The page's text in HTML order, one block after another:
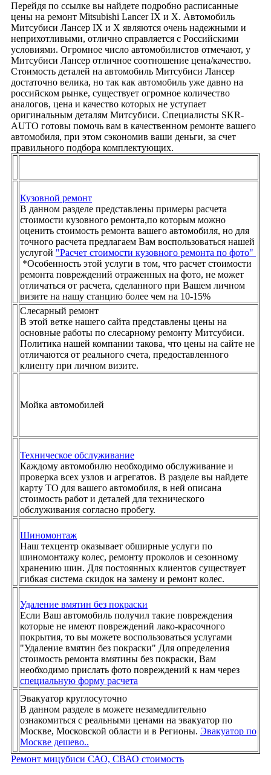
Перейдя по ссылке вы найдете подробно расписанные
цены на ремонт Mitsubishi Lancer IX и X. Автомобиль
Митсубиси Лансер IX и X являются очень надежными и
неприхотливыми, отлично справляется с Российскими
условиями. Огромное число автомобилистов отмечают, у
Митсубиси Лансер отличное соотношение цена/качество.
Стоимость деталей на автомобиль Митсубиси Лансер
достаточно велика, но так как автомобиль уже давно на
российском рынке, существует огромное количество
аналогов, цена и качество которых не уступает
оригинальным деталям Митсубиси. Специалисты SKR-
AUTO готовы помочь вам в качественном ремонте вашего
автомобиля, при этом сэкономив ваши деньги, за счет
правильного подбора комплектующих.
Кузовной ремонт
В данном разделе представлены примеры расчета
стоимости кузовного ремонта,по которым можно
оценить стоимость ремонта вашего автомобиля, но для
точного расчета предлагаем Вам воспользоваться нашей
услугой "Расчет стоимости кузовного ремонта по фото"
*Особенность этой услуги в том, что расчет стоимости
ремонта повреждений отраженных на фото, не может
отличаться от расчета, сделанного при Вашем личном
визите на нашу станцию более чем на 10-15%
Слесарный ремонт
В этой ветке нашего сайта представлены цены на
основные работы по слесарному ремонту Митсубиси.
Политика нашей компании такова, что цены на сайте не
отличаются от реального счета, предоставленного
клиенту при личном визите.
Мойка автомобилей
Техническое обслуживание
Каждому автомобилю необходимо обслуживание и
проверка всех узлов и агрегатов. В разделе вы найдете
карту ТО для вашего автомобиля, в ней описана
стоимость работ и деталей для технического
обслуживания согласно пробегу.
Шиномонтаж
Наш техцентр оказывает обширные услуги по
шиномонтажу колес, ремонту проколов и сезонному
хранению шин. Для постоянных клиентов существует
гибкая система скидок на замену и ремонт колес.
Удаление вмятин без покраски
Если Ваш автомобиль получил такие повреждения
которые не имеют повреждений лако-красочного
покрытия, то вы можете воспользоваться услугами
"Удаление вмятин без покраски" Для определения
стоимость ремонта вмятины без покраски, Вам
необходимо прислать фото повреждений к нам через
специальную форму расчета
Эвакуатор круглосуточно
В данном разделе в можете незамедлительно
ознакомиться с реальными ценами на эвакуатор по
Москве, Московской области и в Регионы. Эвакуатор по
Москве дешево..
Ремонт мицубиси САО, СВАО стоимость